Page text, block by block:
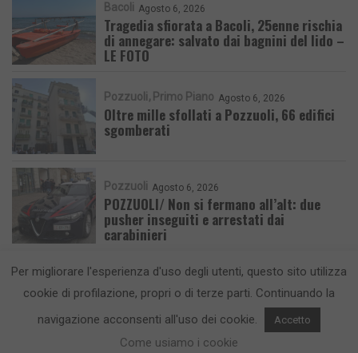
Bacoli Agosto 6, 2026
Tragedia sfiorata a Bacoli, 25enne rischia
di annegare: salvato dai bagnini del lido –
LE FOTO
Pozzuoli Primo Piano Agosto 6, 2026
Oltre mille sfollati a Pozzuoli, 66 edifici
sgomberati
Pozzuoli Agosto 6, 2026
POZZUOLI/ Non si fermano all’alt: due
pusher inseguiti e arrestati dai
carabinieri
CronacaFlegrea testata giornalistica - aut. Tribunale di Napoli n. 34 del
23/05/2012.Info e Contatti
Per migliorare l'esperienza d'uso degli utenti, questo sito utilizza
cookie di profilazione, propri o di terze parti. Continuando la
navigazione acconsenti all'uso dei cookie.
Accetto
Come usiamo i cookie